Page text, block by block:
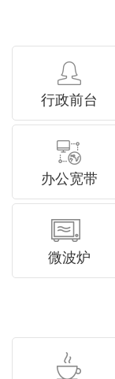
行政前台
办公宽带
微波炉